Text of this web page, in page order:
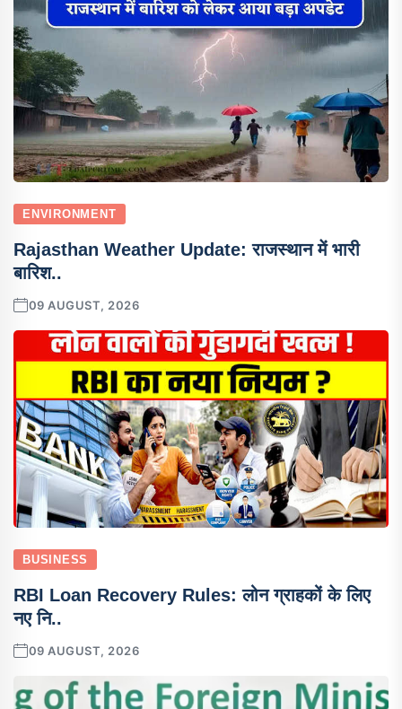
ENVIRONMENT
Rajasthan Weather Update: राजस्थान में भारी
बारिश..
09 AUGUST, 2026
BUSINESS
RBI Loan Recovery Rules: लोन ग्राहकों के लिए
नए नि..
09 AUGUST, 2026